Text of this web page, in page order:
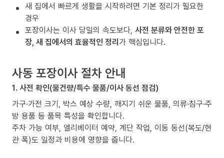
새 집에서 빠르게 생활을 시작하려면 기본 정리가 필요한
경우
포장이사는 이사 당일의 속도보다, 사전 분류와 안전한 포
장, 새 집에서의 효율적인 정리가 핵심입니다.
사동 포장이사 절차 안내
1. 사전 확인(물건량/특수 물품/이사 동선 점검)
가구·가전 크기, 박스 예상 수량, 깨지기 쉬운 물품, 의류·침구·주
방 용품 등 품목 특성을 확인합니다.
주차 가능 여부, 엘리베이터 예약, 계단 작업, 이동 동선(복도/현
관 폭)도 일정과 비용에 영향을 줍니다.